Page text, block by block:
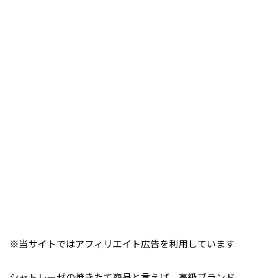
※当サイトではアフィリエイト広告を利用しています